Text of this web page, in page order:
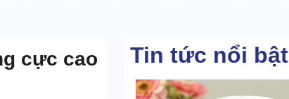
cực cao Tin tức nổi bật